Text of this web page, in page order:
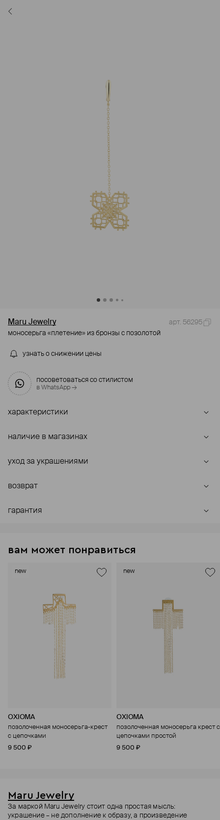
Maru Jewelry
арт. 56295
моносерьга «плетение» из бронзы с позолотой
узнать о снижении цены
посоветоваться со стилистом
в WhatsApp →
характеристики
наличие в магазинах
уход за украшениями
возврат
гарантия
вам может понравиться
new
OXIOMA
позолоченная моносерьга-крест
с цепочками
9 500 ₽
new
OXIOMA
позолоченная моносерьга крест с
цепочками простой
9 500 ₽
Maru Jewelry
За маркой Maru Jewelry стоит одна простая мысль:
украшение – не дополнение к образу, а произведение